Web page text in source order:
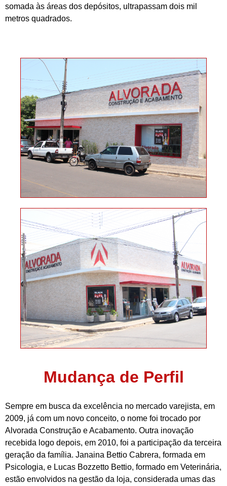
somada às áreas dos depósitos, ultrapassam dois mil
metros quadrados.
Mudança de Perfil
Sempre em busca da excelência no mercado varejista, em
2009, já com um novo conceito, o nome foi trocado por
Alvorada Construção e Acabamento. Outra inovação
recebida logo depois, em 2010, foi a participação da terceira
geração da família. Janaina Bettio Cabrera, formada em
Psicologia, e Lucas Bozzetto Bettio, formado em Veterinária,
estão envolvidos na gestão da loja, considerada umas das